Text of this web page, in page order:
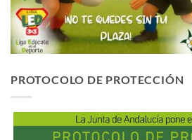
PROTOCOLO DE PROTECCIÓN